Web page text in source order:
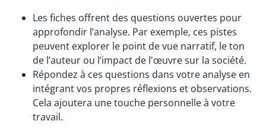
Les fiches offrent des questions ouvertes pour
approfondir l’analyse. Par exemple, ces pistes
peuvent explorer le point de vue narratif, le ton
de l’auteur ou l’impact de l'œuvre sur la société.
Répondez à ces questions dans votre analyse en
intégrant vos propres réflexions et observations.
Cela ajoutera une touche personnelle à votre
travail.